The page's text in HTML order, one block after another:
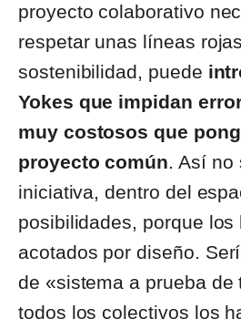
proyecto colaborativo
respetar unas líneas
sostenibilidad, puede
Yokes que impidan
muy costosos que
proyecto común. Así no
iniciativa, dentro del
posibilidades, porque
acotados por diseño.
de «sistema a prueba de
todos los colectivos los